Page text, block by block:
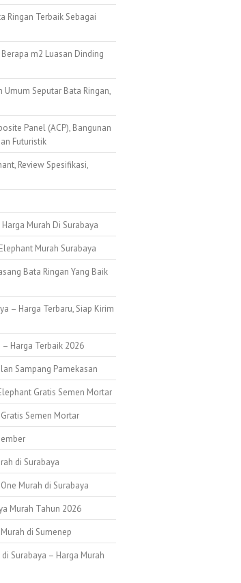
Ringan Terbaik Sebagai
m2 Luasan Dinding
Umum Seputar Bata Ringan,
Panel (ACP), Bangunan
Futuristik
Review Spesifikasi,
Murah Di Surabaya
Murah Surabaya
Bata Ringan Yang Baik
– Harga Terbaru, Siap Kirim
Harga Terbaik 2026
Sampang Pamekasan
Gratis Semen Mortar
Semen Mortar
di Surabaya
Murah di Surabaya
Murah Tahun 2026
di Sumenep
Surabaya – Harga Murah